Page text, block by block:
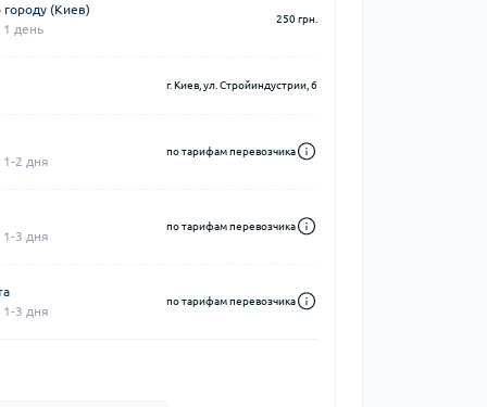
(Киев)
день
250 грн.
г. Киев, ул. Стройиндустрии, 6
2 дня
по тарифам перевозчика
3 дня
по тарифам перевозчика
3 дня
по тарифам перевозчика